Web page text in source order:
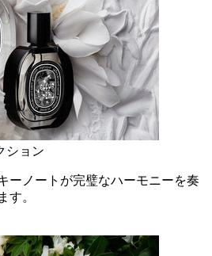
ション
ーノートが完璧なハーモニーを奏
す。